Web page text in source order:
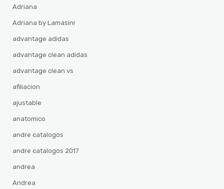
Adriana
Adriana by Lamasini
advantage adidas
advantage clean adidas
advantage clean vs
afiliacion
ajustable
anatomico
andre catalogos
andre catalogos 2017
andrea
Andrea